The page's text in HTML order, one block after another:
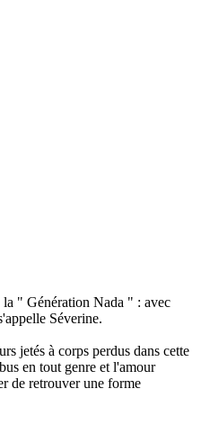
la " Génération Nada " : avec
Séverine.
jetés à corps perdus dans cette
en tout genre et l'amour
de retrouver une forme